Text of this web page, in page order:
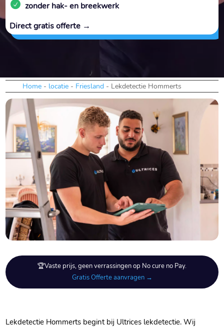
zonder hak- en breekwerk
Direct gratis offerte →
Home - locatie - Friesland - Lekdetectie Hommerts
🏆Vaste prijs, geen verrassingen op No cure no Pay.
Gratis Offerte aanvragen →
Lekdetectie Hommerts begint bij Ultrices lekdetectie.​ Wij